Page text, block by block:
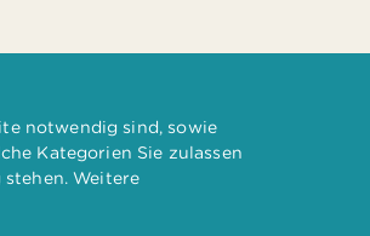
notwendig sind, sowie
Kategorien Sie zulassen
Weitere